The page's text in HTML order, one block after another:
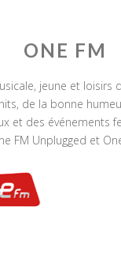
ONE FM
jeune et loisirs
de la bonne
et des événements
FM Unplugged et